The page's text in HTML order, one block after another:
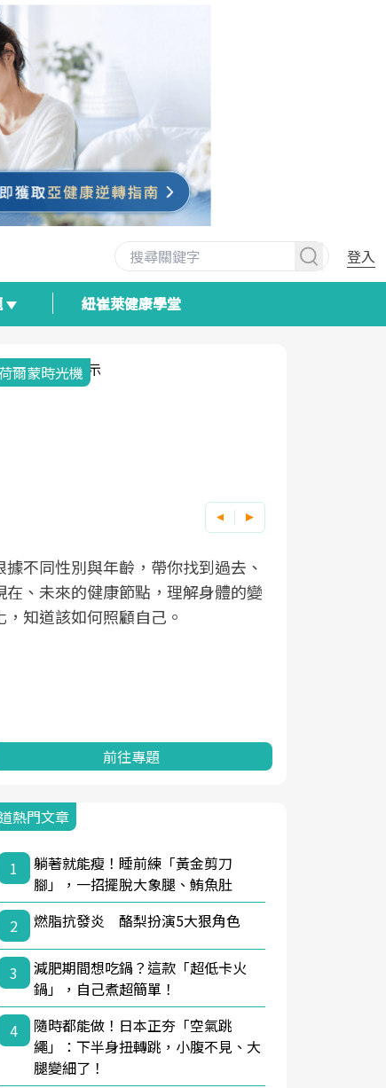
登入
紐崔萊健康學堂
爾蒙時光機
據不同性別與年齡，帶你找到過去、
在、未來的健康節點，理解身體的變
，知道該如何照顧自己。
前往專題
熱門文章
1
躺著就能瘦！睡前練「黃金剪刀
腳」，一招擺脫大象腿、鮪魚肚
2
燃脂抗發炎 酪梨扮演5大狠角色
3
減肥期間想吃鍋？這款「超低卡火
鍋」，自己煮超簡單！
4
隨時都能做！日本正夯「空氣跳
繩」：下半身扭轉跳，小腹不見、大
腿變細了！